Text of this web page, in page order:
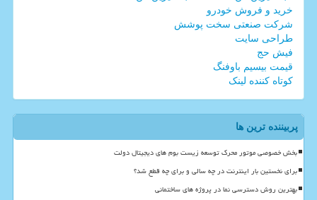
خرید و فروش خودرو
شرکت صنعتی سخت پوشش
طراحی سایت
فیش حج
قیمت بیسیم باوفنگ
کوتاه کننده لینک
پربیننده ترین ها
بخش خصوصی موتور محرک توسعه زیست بوم های دیجیتال دولت
برای نخستین بار اینترنت در چه سالی و برای چه قطع شد؟
بهترین روش دسترسی نما در پروژه های ساختمانی